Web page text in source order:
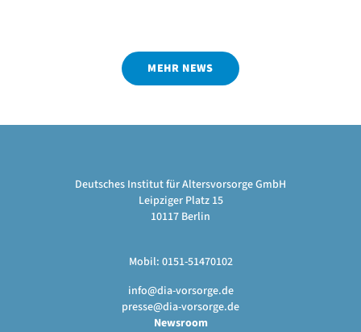
MEHR NEWS
Deutsches Institut für Altersvorsorge GmbH
Leipziger Platz 15
10117 Berlin
Mobil: 0151-51470102
info@dia-vorsorge.de
presse@dia-vorsorge.de
Newsroom